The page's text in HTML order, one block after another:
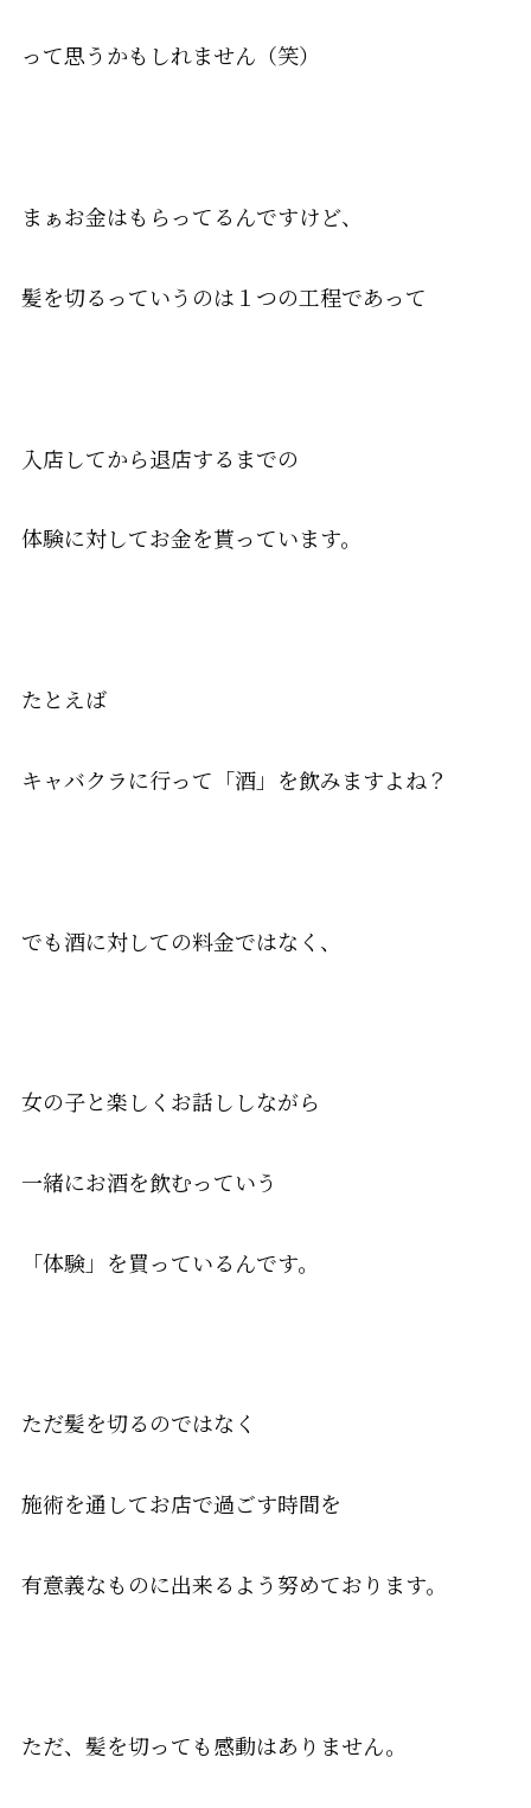
って思うかもしれません（笑）
まぁお金はもらってるんですけど、
髪を切るっていうのは１つの工程であって
入店してから退店するまでの
体験に対してお金を貰っています。
たとえば
キャバクラに行って「酒」を飲みますよね？
でも酒に対しての料金ではなく、
女の子と楽しくお話ししながら
一緒にお酒を飲むっていう
「体験」を買っているんです。
ただ髪を切るのではなく
施術を通してお店で過ごす時間を
有意義なものに出来るよう努めております。
ただ、髪を切っても感動はありません。